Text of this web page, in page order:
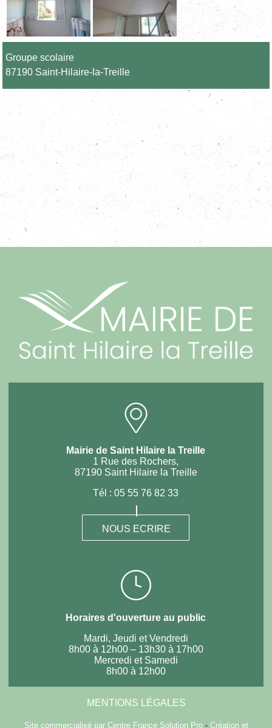
Groupe scolaire
87190 Saint-Hilaire-la-Treille
Mairie de Saint Hilaire la Treille
1 Rue des Rochers,
87190 Saint Hilaire la Treille
Tél :05 55 76 82 33
NOUS ECRIRE
Horaires d'ouverture au public
Mardi, Jeudi et Vendredi
8h00 à 12h00 – 13h30 à 17h00
Mercredi et Samedi
8h00 à 12h00
MENTIONS LÉGALES
Site commercialisé par Centre France Solution Pro- Création et